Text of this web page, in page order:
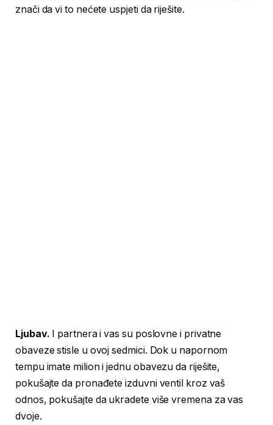
znači da vi to nećete uspjeti da riješite.
Ljubav. I partnera i vas su poslovne i privatne
obaveze stisle u ovoj sedmici. Dok u napornom
tempu imate milion i jednu obavezu da riješite,
pokušajte da pronađete izduvni ventil kroz vaš
odnos, pokušajte da ukradete više vremena za vas
dvoje.